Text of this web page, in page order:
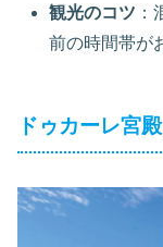
観光のコツ
前の時間帯が
ドゥカーレ宮